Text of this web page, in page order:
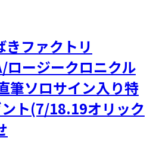
ファクトリ
ロージークロニクル
筆ソロサイン入り特
ト(7/18.19オリック